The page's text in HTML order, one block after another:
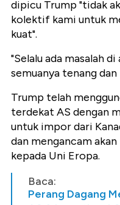
dipicu Trump "tidak
kolektif kami untuk
kuat".
"Selalu ada masalah
semuanya tenang dan
Trump telah
terdekat AS dengan
untuk impor dari
dan mengancam
kepada Uni Eropa.
Baca:
Perang Dagang